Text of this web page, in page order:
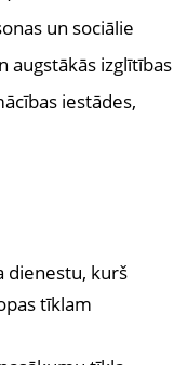
un sociālie
augstākās izglītības
iestādes,
dienestu, kurš
tīklam